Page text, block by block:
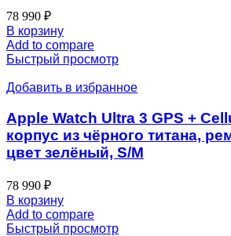
78 990 ₽
В корзину
Add to compare
Быстрый просмотр
Добавить в избранное
Apple Watch Ultra 3 GPS +
корпус из чёрного титана,
цвет зелёный, S/M
78 990 ₽
В корзину
Add to compare
Быстрый просмотр